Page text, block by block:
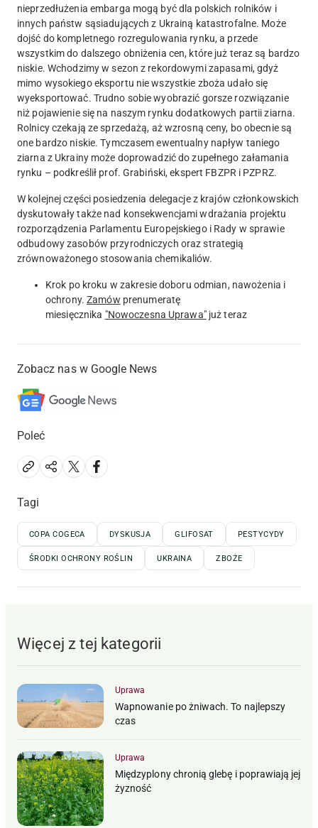
nieprzedłużenia embarga mogą być dla polskich rolników i
innych państw sąsiadujących z Ukrainą katastrofalne. Może
dojść do kompletnego rozregulowania rynku, a przede
wszystkim do dalszego obniżenia cen, które już teraz są bardzo
niskie. Wchodzimy w sezon z rekordowymi zapasami, gdyż
mimo wysokiego eksportu nie wszystkie zboża udało się
wyeksportować. Trudno sobie wyobrazić gorsze rozwiązanie
niż pojawienie się na naszym rynku dodatkowych partii ziarna.
Rolnicy czekają ze sprzedażą, aż wzrosną ceny, bo obecnie są
one bardzo niskie. Tymczasem ewentualny napływ taniego
ziarna z Ukrainy może doprowadzić do zupełnego załamania
rynku – podkreślił prof. Grabiński, ekspert FBZPR i PZPRZ.
W kolejnej części posiedzenia delegacje z krajów członkowskich
dyskutowały także nad konsekwencjami wdrażania projektu
rozporządzenia Parlamentu Europejskiego i Rady w sprawie
odbudowy zasobów przyrodniczych oraz strategią
zrównoważonego stosowania chemikaliów.
Krok po kroku w zakresie doboru odmian, nawożenia i
ochrony.Zamów prenumeratę
miesięcznika "Nowoczesna Uprawa"już teraz
Zobacz nas w Google News
Poleć
Tagi
COPA COGECA DYSKUSJA GLIFOSAT PESTYCYDY
ŚRODKI OCHRONY ROŚLIN UKRAINA ZBOŻE
Więcej z tej kategorii
Uprawa
Wapnowanie po żniwach. To najlepszy
czas
Uprawa
Międzyplony chronią glebę i poprawiają jej
żyzność